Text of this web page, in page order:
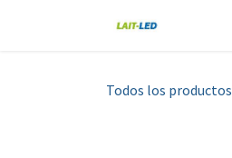
Todos los productos